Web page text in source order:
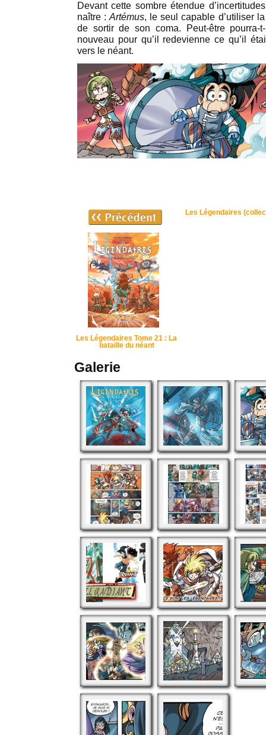
Devant cette sombre étendue
naître :Artémus, le seul capable d’utiliser
de sortir de son coma. Peut-être pourra-
nouveau pour qu’il redevienne ce qu’il
vers le néant.
Les Légendaires Tome 21 : La
bataille du néant
Les Légendaires
Galerie